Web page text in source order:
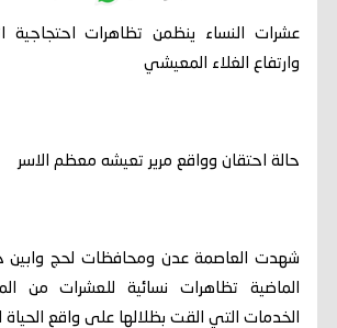
عشرات النساء ينظمن تظاهرات احتجاجية
وارتفاع الغلاء المعيشي
حالة احتقان وواقع مرير تعيشه معظم الاسر
شهدت العاصمة عدن ومحافظات لحج وابين
الماضية تظاهرات نسائية للعشرات من
الخدمات التي القت بظلالها على واقع الحياة